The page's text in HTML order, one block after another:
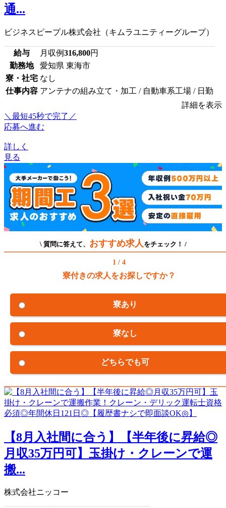
通...
ビジネスピープル株式会社（キムラユニティーグループ）
給与 月収例316,800円
勤務地
愛知県 東海市
寮・社宅 なし
仕事内容 アンテナの組み立て・加工 / 自動車系工場 / 日勤
詳細を表示
＼最短45秒で完了／
応募へ進む
詳しく
見る
\ 質問に答えて、 おすすめ求人 をチェック！ /
1 / 4
寮付きの求人をお探しですか？
寮あり
寮なし
どちらでも可
【8月入社間に合う】【半年後に昇給◎
月収35万円可】玉掛け・クレーンで運
搬...
株式会社ニッコー